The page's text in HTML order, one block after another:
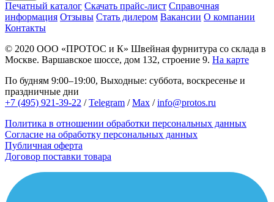
Печатный каталог Скачать прайс-лист Справочная
информация Отзывы Стать дилером Вакансии О компании
Контакты
© 2020 ООО «ПРОТОС и К» Швейная фурнитура со склада в
Москве. Варшавское шоссе, дом 132, строение 9. На карте
По будням 9:00–19:00, Выходные: суббота, воскресенье и
праздничные дни
+7 (495) 921-39-22 /Telegram /Max /info@protos.ru
Политика в отношении обработки персональных данных
Согласие на обработку персональных данных
Публичная оферта
Договор поставки товара